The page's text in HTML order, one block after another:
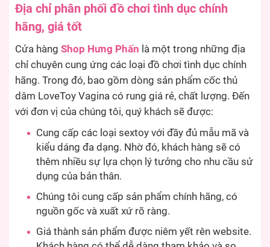
Địa chỉ phân phối đồ chơi tình dục chính
hãng, giá tốt
Cửa hàng Shop Hưng Phấn là một trong những địa
chỉ chuyên cung ứng các loại đồ chơi tình dục chính
hãng. Trong đó, bao gồm dòng sản phẩm cốc thủ
dâm LoveToy Vagina có rung giá rẻ, chất lượng. Đến
với đơn vị của chúng tôi, quý khách sẽ được:
Cung cấp các loại sextoy với đầy đủ mẫu mã và
kiểu dáng đa dạng. Nhờ đó, khách hàng sẽ có
thêm nhiều sự lựa chọn lý tưởng cho nhu cầu sử
dụng của bản thân.
Chúng tôi cung cấp sản phẩm chính hãng, có
nguồn gốc và xuất xứ rõ ràng.
Giá thành sản phẩm được niêm yết rên website.